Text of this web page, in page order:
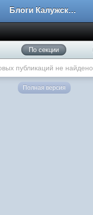
Блоги Калужского перекрестка
По секции
публикаций не найдено.
Полная версия